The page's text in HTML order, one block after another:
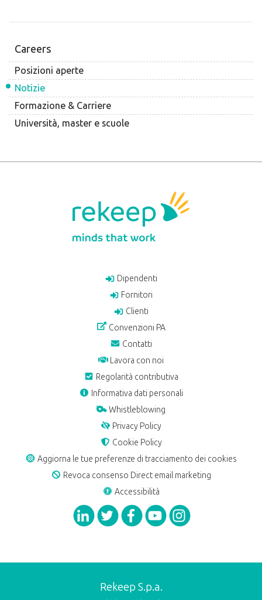
Careers
Posizioni aperte
Notizie
Formazione & Carriere
Università, master e scuole
Dipendenti
Fornitori
Clienti
Convenzioni PA
Contatti
Lavora con noi
Regolarità contributiva
Informativa dati personali
Whistleblowing
Privacy Policy
Cookie Policy
Aggiorna le tue preferenze di tracciamento dei cookies
Revoca consenso Direct email marketing
Accessibilità
Rekeep S.p.a.